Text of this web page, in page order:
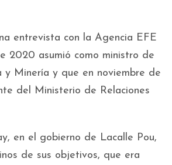
entrevista con la Agencia EFE
2020 asumió como ministro de
y Minería y que en noviembre de
del Ministerio de Relaciones
en el gobierno de Lacalle Pou,
de sus objetivos, que era